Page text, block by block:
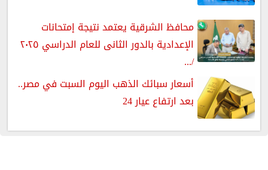
محافظ الشرقية يعتمد نتيجة إمتحانات
الإعدادية بالدور الثانى للعام الدراسي ٢٠٢٥
/...
أسعار سبائك الذهب اليوم السبت في مصر..
بعد ارتفاع عيار 24